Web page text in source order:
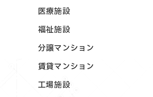
医療施設
福祉施設
分譲マンション
賃貸マンション
工場施設